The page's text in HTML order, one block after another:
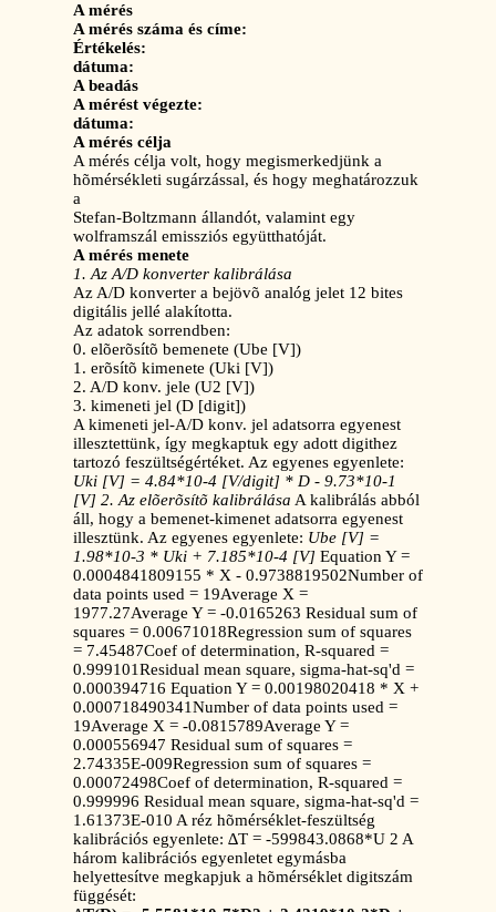
A mérés
A mérés száma és címe:
Értékelés:
dátuma:
A beadás
A mérést végezte:
dátuma:
A mérés célja
A mérés célja volt, hogy megismerkedjünk a
hõmérsékleti sugárzással, és hogy meghatározzuk
a
Stefan-Boltzmann állandót, valamint egy
wolframszál emissziós együtthatóját.
A mérés menete
1. Az A/D konverter kalibrálása
Az A/D konverter a bejövõ analóg jelet 12 bites
digitális jellé alakította.
Az adatok sorrendben:
0. elõerõsítõ bemenete (Ube [V])
1. erõsítõ kimenete (Uki [V])
2. A/D konv. jele (U2 [V])
3. kimeneti jel (D [digit])
A kimeneti jel-A/D konv. jel adatsorra egyenest
illesztettünk, így megkaptuk egy adott digithez
tartozó feszültségértéket. Az egyenes egyenlete:
Uki [V] = 4.84*10-4 [V/digit] * D - 9.73*10-1
[V] 2. Az elõerõsítõ kalibrálása A kalibrálás abból
áll, hogy a bemenet-kimenet adatsorra egyenest
illesztünk. Az egyenes egyenlete: Ube [V] =
1.98*10-3 * Uki + 7.185*10-4 [V] Equation Y =
0.0004841809155 * X - 0.9738819502Number of
data points used = 19Average X =
1977.27Average Y = -0.0165263 Residual sum of
squares = 0.00671018Regression sum of squares
= 7.45487Coef of determination, R-squared =
0.999101Residual mean square, sigma-hat-sq'd =
0.000394716 Equation Y = 0.00198020418 * X +
0.000718490341Number of data points used =
19Average X = -0.0815789Average Y =
0.000556947 Residual sum of squares =
2.74335E-009Regression sum of squares =
0.00072498Coef of determination, R-squared =
0.999996 Residual mean square, sigma-hat-sq'd =
1.61373E-010 A réz hõmérséklet-feszültség
kalibrációs egyenlete: ∆T = -599843.0868*U 2 A
három kalibrációs egyenletet egymásba
helyettesítve megkapjuk a hõmérséklet digitszám
függését: